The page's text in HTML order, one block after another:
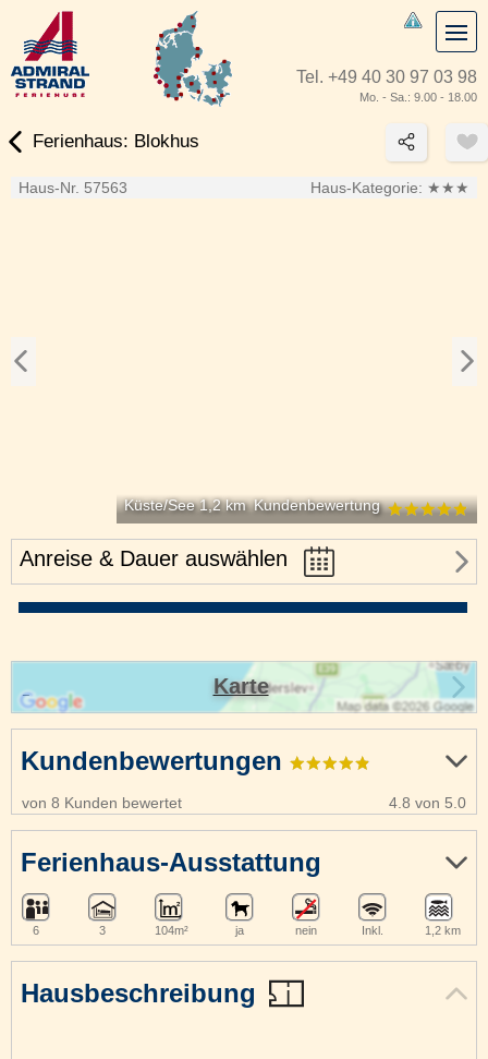
Tel. +49 40 30 97 03 98
Mo. - Sa.: 9.00 - 18.00
Ferienhaus: Blokhus
Haus-Nr. 57563 Haus-Kategorie: ★★★
Küste/See 1,2 km Kundenbewertung
Anreise & Dauer auswählen
Hausbeschreibung
Kundenbewertungen
von 8 Kunden bewertet 4.8 von 5.0
Ferienhaus-Ausstattung
6 3 104m² ja nein Inkl. 1,2 km
Karte